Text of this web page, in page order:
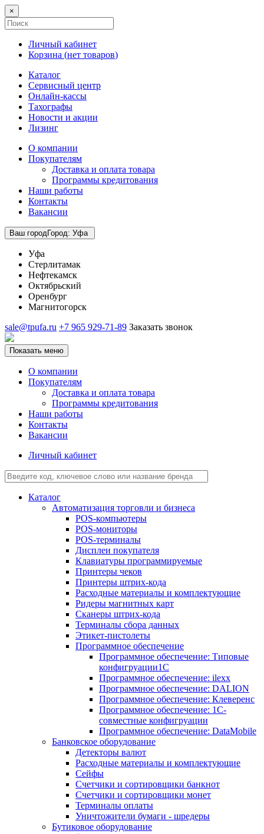
×
Личный кабинет
Корзина (нет товаров)
Каталог
Сервисный центр
Онлайн-кассы
Тахографы
Новости и акции
Лизинг
О компании
Покупателям
Доставка и оплата товара
Программы кредитования
Наши работы
Контакты
Вакансии
Ваш городГород: Уфа
Уфа
Стерлитамак
Нефтекамск
Октябрьский
Оренбург
Магнитогорск
sale@tpufa.ru +7 965 929-71-89 Заказать звонок
Показать меню
О компании
Покупателям
Доставка и оплата товара
Программы кредитования
Наши работы
Контакты
Вакансии
Личный кабинет
Каталог
Автоматизация торговли и бизнеса
POS-компьютеры
POS-мониторы
POS-терминалы
Дисплеи покупателя
Клавиатуры программируемые
Принтеры чеков
Принтеры штрих-кода
Расходные материалы и комплектующие
Ридеры магнитных карт
Сканеры штрих-кода
Терминалы сбора данных
Этикет-пистолеты
Программное обеспечение
Программное обеспечение: Типовые
конфигруации1С
Программное обеспечение: ilexx
Программное обеспечение: DALION
Программное обеспечение: Клеверенс
Программное обеспечение: 1С-
совместные конфигруации
Программное обеспечение: DataMobile
Банковское оборудование
Детекторы валют
Расходные материалы и комплектующие
Сейфы
Счетчики и сортировщики банкнот
Счетчики и сортировщики монет
Терминалы оплаты
Уничтожители бумаги - шредеры
Бутиковое оборудование